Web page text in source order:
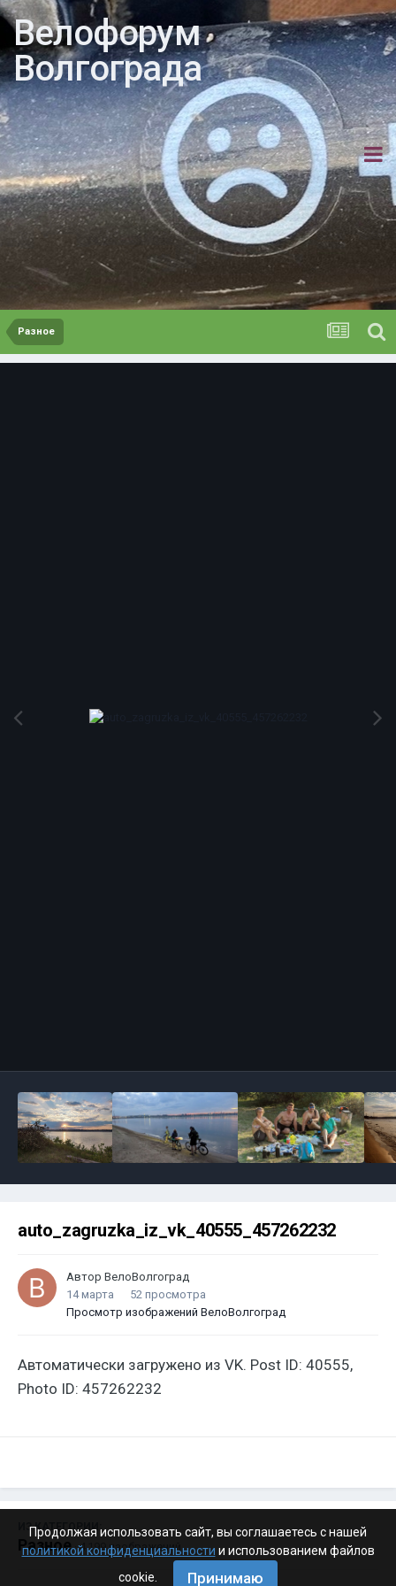
Велофорум
Волгограда
Разное
auto_zagruzka_iz_vk_40555_457262232
Автор ВелоВолгоград
14 марта
52 просмотра
Просмотр изображений ВелоВолгоград
Автоматически загружено из VK. Post ID: 40555,
Photo ID: 457262232
ИЗ КАТЕГОРИИ:
Разное · 4 199 изображений
Продолжая использовать сайт, вы соглашаетесь с нашей
политикой конфиденциальности и использованием файлов
cookie.
Принимаю